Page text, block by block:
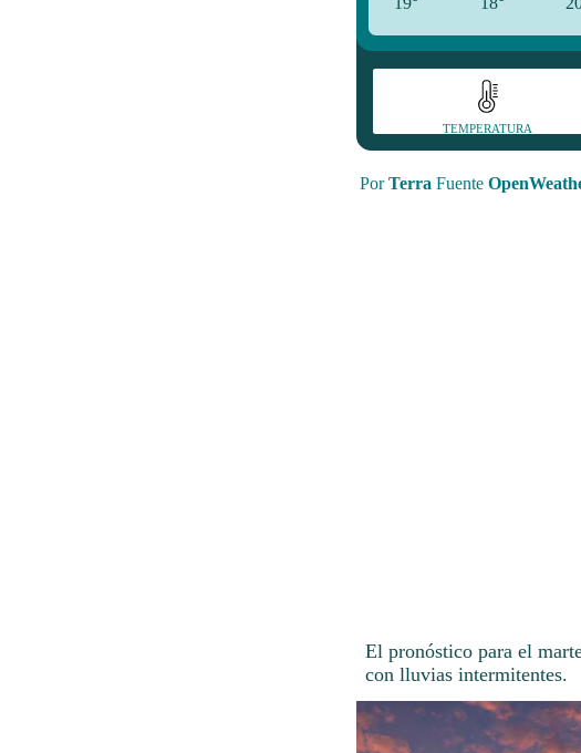
TEMPERATURA
PorTerra Fuente
El pronóstico para el
con lluvias intermitentes.